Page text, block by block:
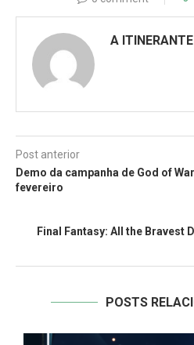
A ITINERANTE
Post anterior
Demo da campanha de God of
fevereiro
Final Fantasy: All the Bravest
POSTS